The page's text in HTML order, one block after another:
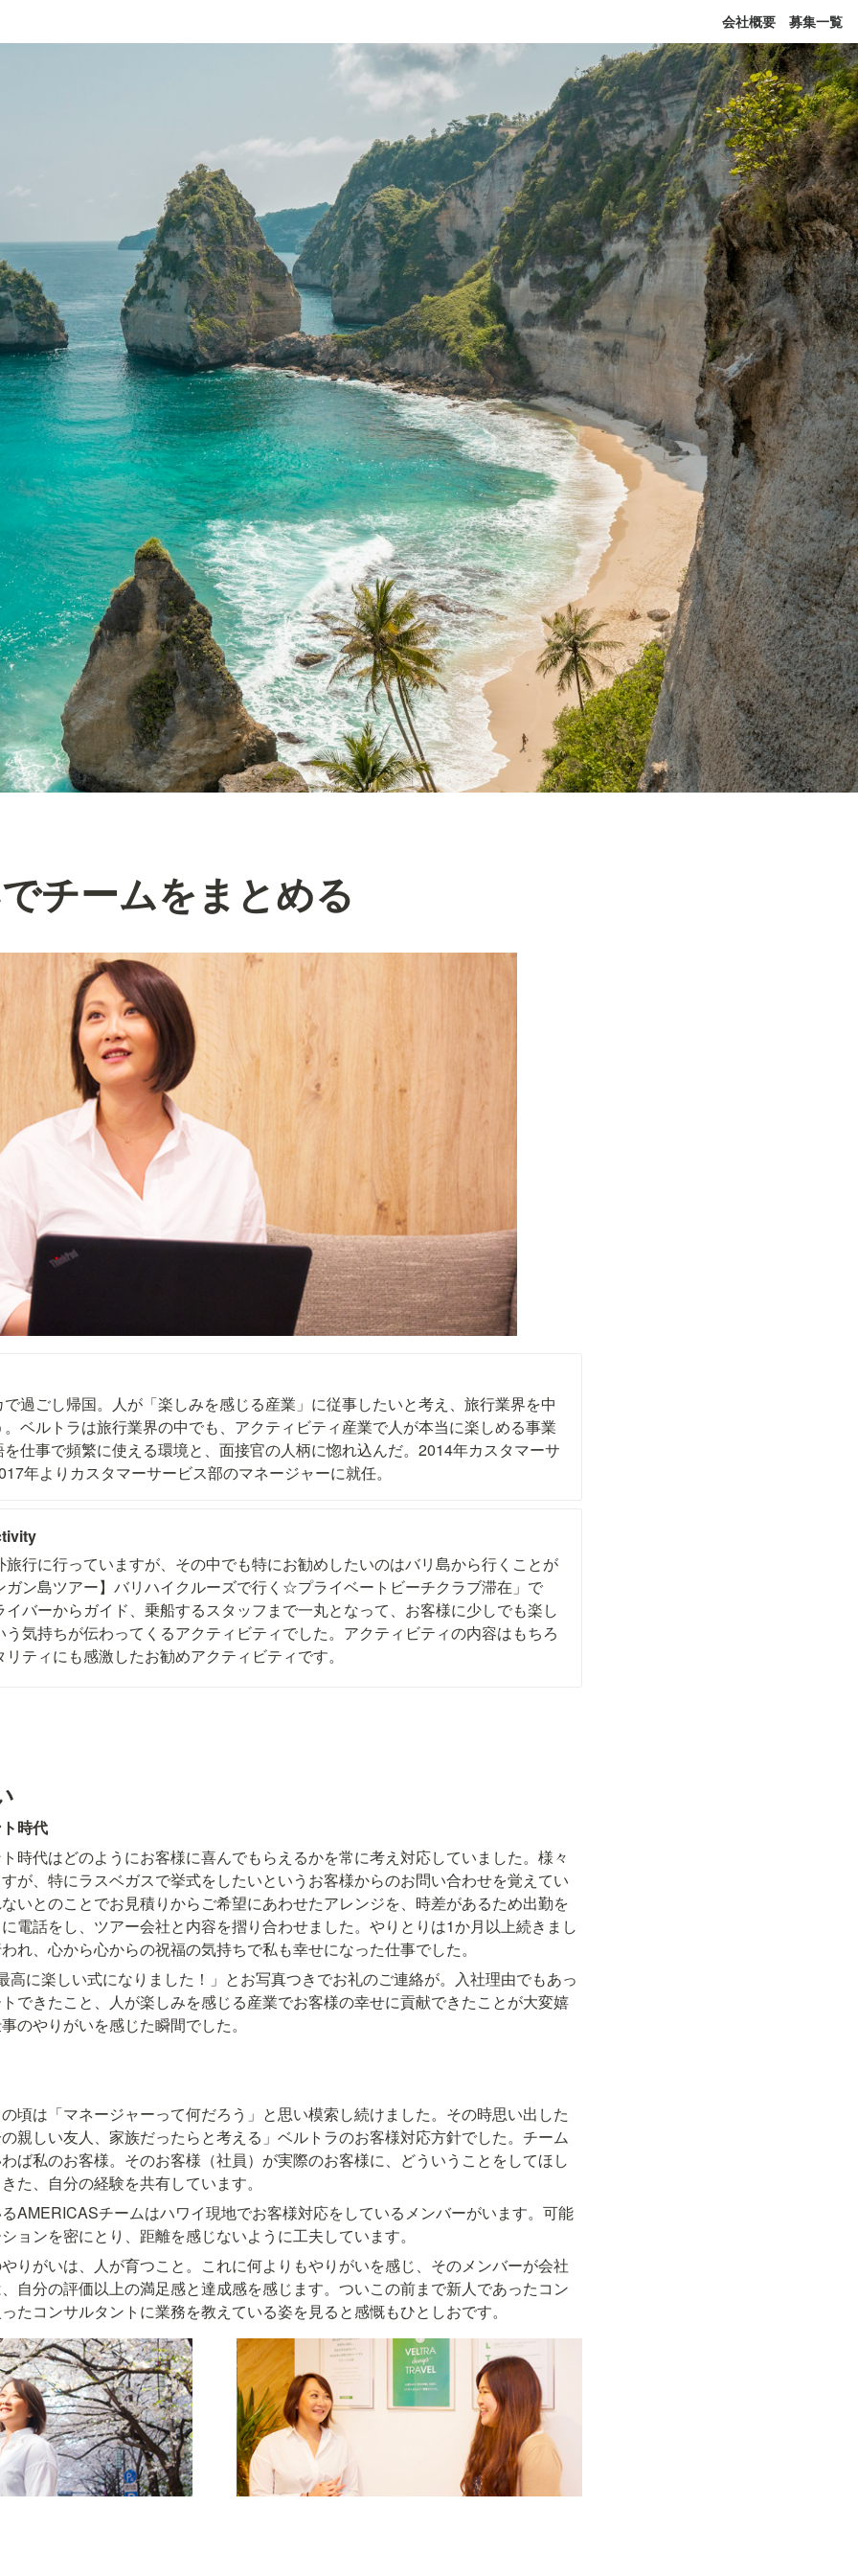
会社概要 募集一覧
チームをまとめる
過ごし帰国。人が「楽しみを感じる産業」に従事したいと考え、旅行業界を中
ベルトラは旅行業界の中でも、アクティビティ産業で人が本当に楽しめる事業
仕事で頻繁に使える環境と、面接官の人柄に惚れ込んだ。2014年カスタマーサ
年よりカスタマーサービス部のマネージャーに就任。
行に行っていますが、その中でも特にお勧めしたいのはバリ島から行くことが
ガン島ツアー】バリハイクルーズで行く☆プライベートビーチクラブ滞在」で
バーからガイド、乗船するスタッフまで一丸となって、お客様に少しでも楽し
気持ちが伝わってくるアクティビティでした。アクティビティの内容はもちろ
ティにも感激したお勧めアクティビティです。
時代
時代はどのようにお客様に喜んでもらえるかを常に考え対応していました。様々
が、特にラスベガスで挙式をしたいというお客様からのお問い合わせを覚えてい
いとのことでお見積りからご希望にあわせたアレンジを、時差があるため出勤を
電話をし、ツアー会社と内容を摺り合わせました。やりとりは1か月以上続きまし
れ、心から心からの祝福の気持ちで私も幸せになった仕事でした。
高に楽しい式になりました！」とお写真つきでお礼のご連絡が。入社理由でもあっ
できたこと、人が楽しみを感じる産業でお客様の幸せに貢献できたことが大変嬉
のやりがいを感じた瞬間でした。
頃は「マネージャーって何だろう」と思い模索し続けました。その時思い出した
親しい友人、家族だったらと考える」ベルトラのお客様対応方針でした。チーム
ば私のお客様。そのお客様（社員）が実際のお客様に、どういうことをしてほし
た、自分の経験を共有しています。
AMERICASチームはハワイ現地でお客様対応をしているメンバーがいます。可能
ョンを密にとり、距離を感じないように工夫しています。
りがいは、人が育つこと。これに何よりもやりがいを感じ、そのメンバーが会社
自分の評価以上の満足感と達成感を感じます。ついこの前まで新人であったコン
たコンサルタントに業務を教えている姿を見ると感慨もひとしおです。